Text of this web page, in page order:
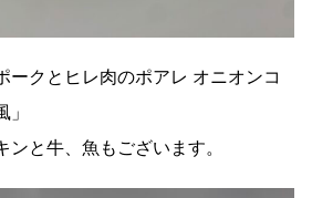
ークとヒレ肉のポアレ オニオンコ
ンと牛、魚もございます。